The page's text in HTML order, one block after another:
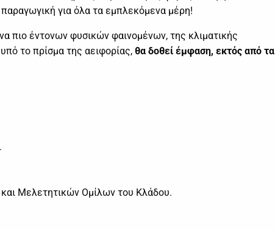
παραγωγική για όλα τα εμπλεκόμενα μέρη!
πιο έντονων φυσικών φαινομένων, της κλιματικής
το πρίσμα της αειφορίας, θα δοθεί έμφαση, εκτός από τα
Μελετητικών Ομίλων του Κλάδου.